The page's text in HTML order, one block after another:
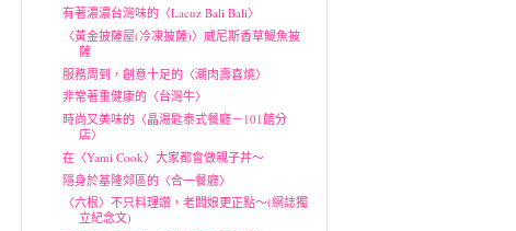
有著濃濃台灣味的〈Lacuz Bali Bali〉
〈黃金披薩屋(冷凍披薩)〉威尼斯香草鯷魚披
薩
服務周到，創意十足的〈潮肉壽喜燒〉
非常著重健康的〈台灣牛〉
時尚又美味的〈晶湯匙泰式餐廳－101館分
店〉
在〈Yami Cook〉大家都會做親子丼～
隱身於基隆郊區的〈合一餐廳〉
〈六根〉不只料理讚，老闆娘更正點～(網誌獨
立紀念文)